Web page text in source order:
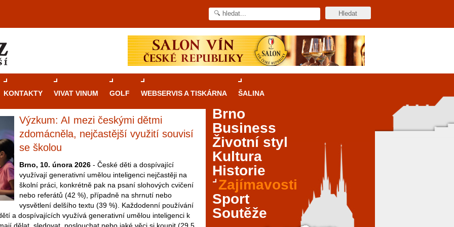
KONTAKTY VIVAT VINUM GOLF WEBSERVIS A TISKÁRNA ŠALINA
Výzkum: AI mezi českými dětmi
zdomácněla, nejčastější využití souvisí
se školou
Brno, 10. února 2026 - České děti a dospívající
využívají generativní umělou inteligenci nejčastěji na
školní práci, konkrétně pak na psaní slohových cvičení
nebo referátů (42 %), případně na shrnutí nebo
vysvětlení delšího textu (39 %). Každodenní používání
a dospívajících využívá generativní umělou inteligenci k
Průvodcekasinovými hrami v Brně: Od
rulety po video automaty
Brno je městem známým pro zajímavé památky, skvělé
restaurace, divadla a univerzity. Mimo jiné je ale také
místem, kde si můžete legálně a bezpečně vyzkoušet
různé kasinové hry. V neustále kvetoucí moravské
metropoli naleznete širokou nabídku her od klasické
rulety až po moderní automaty jak pro pravidelné
V...
Brno
Business
Životní styl
Kultura
Historie
Zajímavosti
Sport
Soutěže